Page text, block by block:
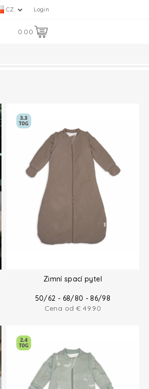
Login
CZ
0.00
Zimní spací pytel
50/62 - 68/80 - 86/98
Cena od € 49.90